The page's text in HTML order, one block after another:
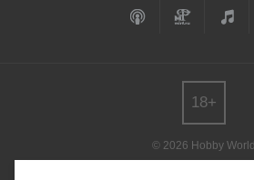
© 2026 Hobby World
18+